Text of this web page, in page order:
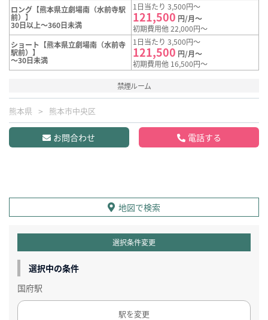
ロング【熊本県立劇場南（水前寺駅
前）】
30日以上～360日未満
1日当たり 3,500円～
121,500 円/月～
初期費用他 22,000円～
ショート【熊本県立劇場南（水前寺
駅前）】
～30日未満
1日当たり 3,500円～
121,500 円/月～
初期費用他 16,500円～
禁煙ルーム
熊本県 熊本市中央区
お問合わせ 電話する
地図で検索
選択条件変更
選択中の条件
国府駅
駅を変更